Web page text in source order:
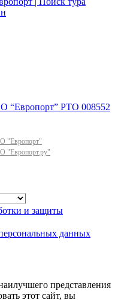
“Европорт” РТО 008552
"Европорт"
"Европорт.ру"
и защиты
данных
представления
этот сайт, вы